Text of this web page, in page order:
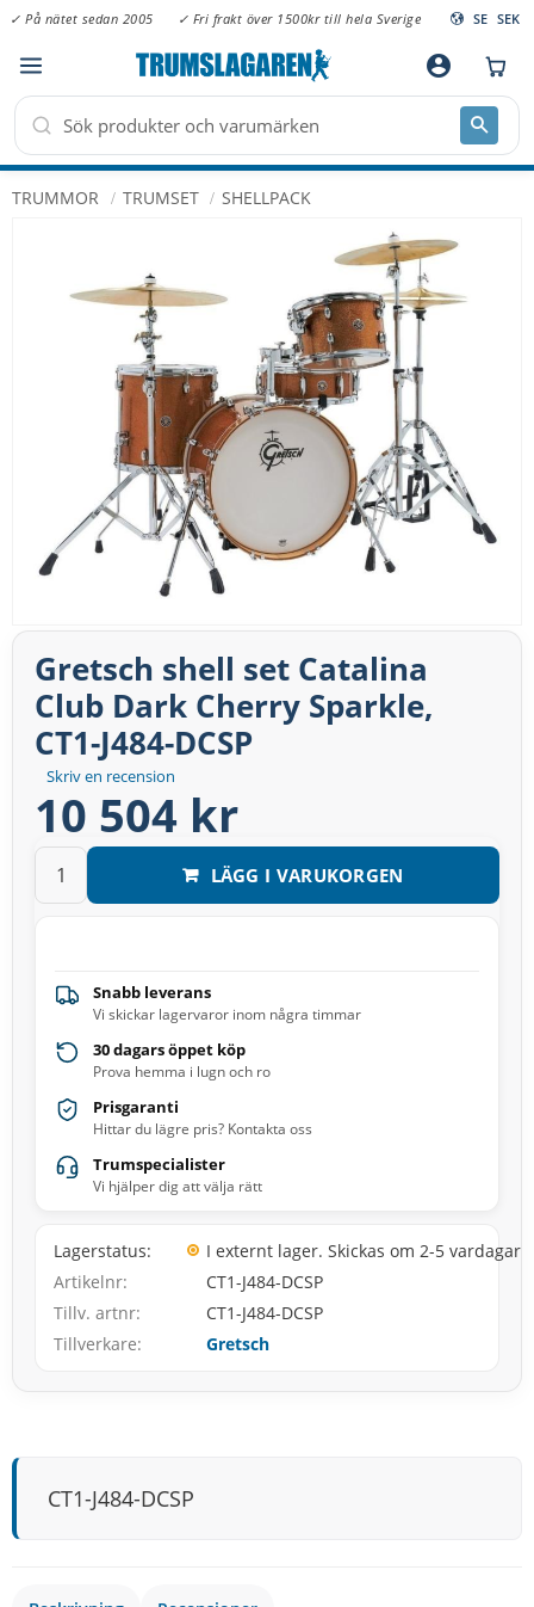
Meny
✓ På nätet sedan 2005 ✓ Fri frakt över 1500kr till hela Sverige SE SEK
account_circle
TRUMMOR TRUMSET SHELLPACK
Skriv en recension
Gretsch shell set Catalina
Club Dark Cherry Sparkle,
CT1-J484-DCSP
10 504 kr
LÄGG I VARUKORGEN
Snabb leverans
Vi skickar lagervaror inom några timmar
30 dagars öppet köp
Prova hemma i lugn och ro
Prisgaranti
Hittar du lägre pris? Kontakta oss
Trumspecialister
Vi hjälper dig att välja rätt
Lagerstatus
I externt lager. Skickas om 2-5 vardagar
Artikelnr
CT1-J484-DCSP
Tillv. artnr
CT1-J484-DCSP
Tillverkare
Gretsch
CT1-J484-DCSP